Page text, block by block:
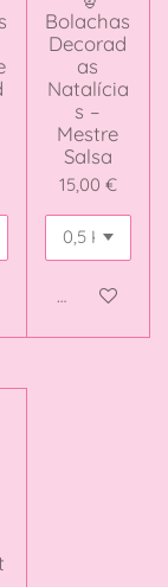
ao carrinho
Bolachas
Decorad
as
Natalícia
s –
Mestre
Salsa
15,00 €
Adicionar ao